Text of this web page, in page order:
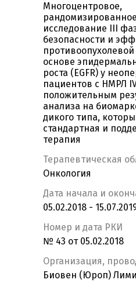
Многоцентровое,
исследование III
безопасности и
основе
роста (EGFR) у
пациентов с НМРЛ
положительным
анализа на
дикого типа,
стандартная и
терапия
Терапевтическая
Онкология
Дата начала и
05.02.2018 -
Номер и дата РКИ
№ 43 от 05.02.2018
Организация,
Биовен (Юроп)